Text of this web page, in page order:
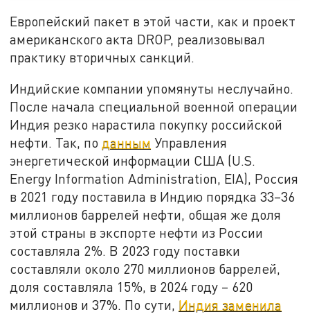
Европейский пакет в этой части, как и проект
американского акта DROP, реализовывал
практику вторичных санкций.
Индийские компании упомянуты неслучайно.
После начала специальной военной операции
Индия резко нарастила покупку российской
нефти. Так, по данным Управления
энергетической информации США (U.S.
Energy Information Administration, EIA), Россия
в 2021 году поставила в Индию порядка 33–36
миллионов баррелей нефти, общая же доля
этой страны в экспорте нефти из России
составляла 2%. В 2023 году поставки
составляли около 270 миллионов баррелей,
доля составляла 15%, в 2024 году – 620
миллионов и 37%. По сути, Индия заменила